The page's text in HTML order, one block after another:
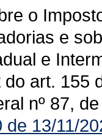
o
e
e
art. 155
nº 87,
de 13/11/